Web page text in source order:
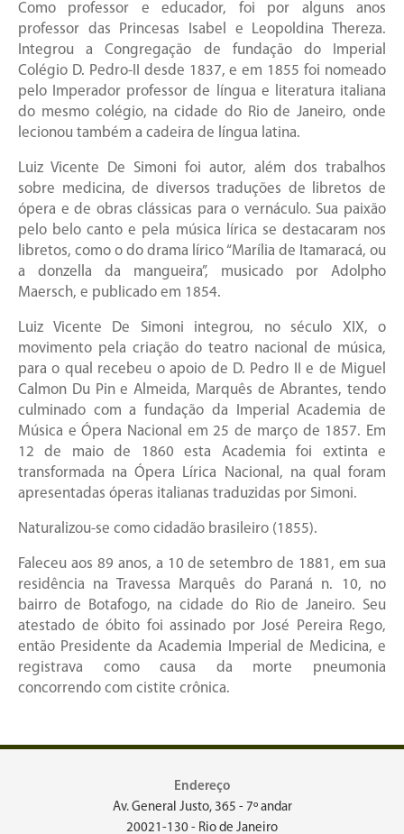
Como professor e educador, foi por alguns anos
professor das Princesas Isabel e Leopoldina Thereza.
Integrou a Congregação de fundação do Imperial
Colégio D. Pedro-II desde 1837, e em 1855 foi nomeado
pelo Imperador professor de língua e literatura italiana
do mesmo colégio, na cidade do Rio de Janeiro, onde
lecionou também a cadeira de língua latina.
Luiz Vicente De Simoni foi autor, além dos trabalhos
sobre medicina, de diversos traduções de libretos de
ópera e de obras clássicas para o vernáculo. Sua paixão
pelo belo canto e pela música lírica se destacaram nos
libretos, como o do drama lírico “Marília de Itamaracá, ou
a donzella da mangueira”, musicado por Adolpho
Maersch, e publicado em 1854.
Luiz Vicente De Simoni integrou, no século XIX, o
movimento pela criação do teatro nacional de música,
para o qual recebeu o apoio de D. Pedro II e de Miguel
Calmon Du Pin e Almeida, Marquês de Abrantes, tendo
culminado com a fundação da Imperial Academia de
Música e Ópera Nacional em 25 de março de 1857. Em
12 de maio de 1860 esta Academia foi extinta e
transformada na Ópera Lírica Nacional, na qual foram
apresentadas óperas italianas traduzidas por Simoni.
Naturalizou-se como cidadão brasileiro (1855).
Faleceu aos 89 anos, a 10 de setembro de 1881, em sua
residência na Travessa Marquês do Paraná n. 10, no
bairro de Botafogo, na cidade do Rio de Janeiro. Seu
atestado de óbito foi assinado por José Pereira Rego,
então Presidente da Academia Imperial de Medicina, e
registrava como causa da morte pneumonia
concorrendo com cistite crônica.
Endereço
Av. General Justo, 365 - 7º andar
20021-130 - Rio de Janeiro